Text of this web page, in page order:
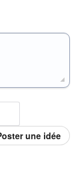
une idée